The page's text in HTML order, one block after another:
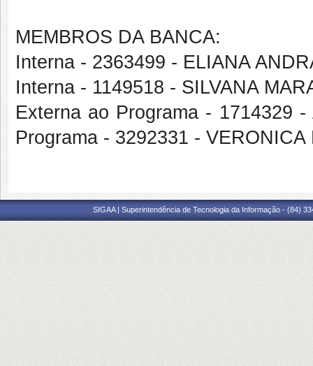
MEMBROS DA BANCA:
Interna - 2363499 - ELIANA
Interna - 1149518 - SILVANA
Externa ao Programa - 1714329
Programa - 3292331 -
SIGAA | Superintendência de Tecnologia da Informação - (84)